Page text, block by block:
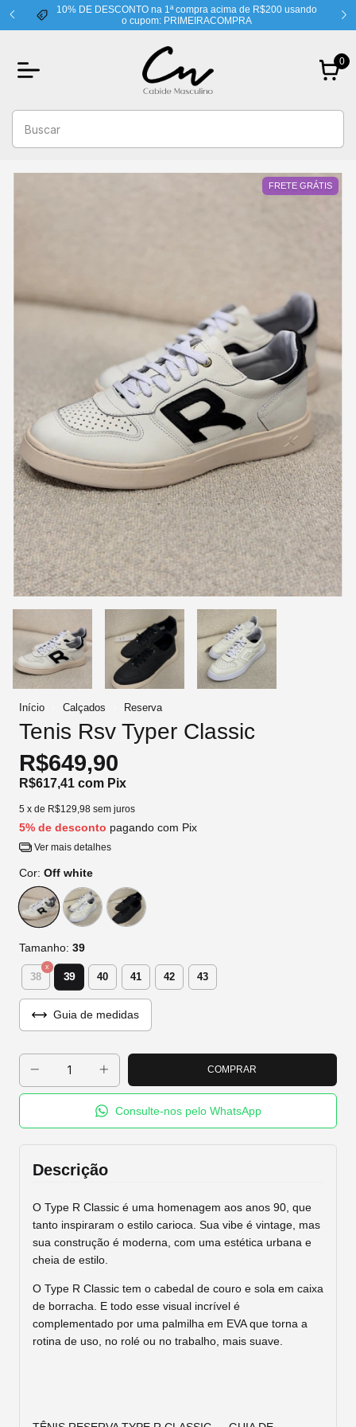
10% DE DESCONTO na 1ª compra acima de R$200 usando
o cupom: PRIMEIRACOMPRA
0
FRETE GRÁTIS
Início Calçados Reserva
Tenis Rsv Typer Classic
R$649,90
R$617,41 com Pix
5 x de R$129,98 sem juros
5% de desconto pagando com Pix
Ver mais detalhes
Cor: Off white
Tamanho: 39
38 39 40 41 42 43
Guia de medidas
Consulte-nos pelo WhatsApp
Descrição
O Type R Classic é uma homenagem aos anos 90, que
tanto inspiraram o estilo carioca. Sua vibe é vintage, mas
sua construção é moderna, com uma estética urbana e
cheia de estilo.
O Type R Classic tem o cabedal de couro e sola em caixa
de borracha. E todo esse visual incrível é
complementado por uma palmilha em EVA que torna a
rotina de uso, no rolé ou no trabalho, mais suave.